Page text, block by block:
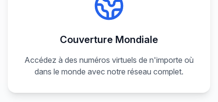
Couverture Mondiale
Accédez à des numéros virtuels de n'importe où
dans le monde avec notre réseau complet.